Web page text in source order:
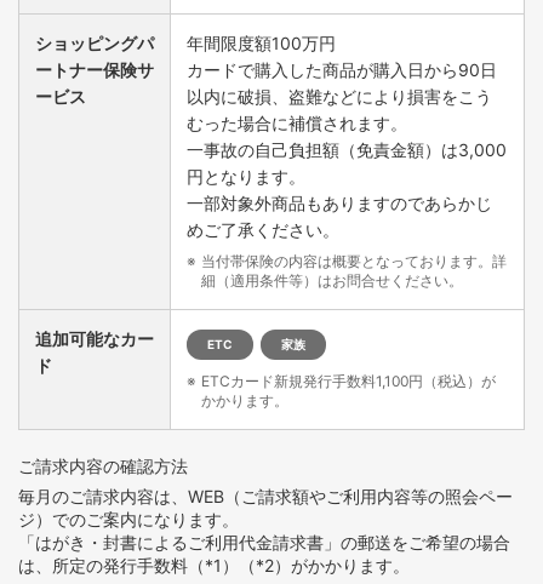
ショッピングパ
ートナー保険サ
ービス
年間限度額100万円
カードで購入した商品が購入日から90日
以内に破損、盗難などにより損害をこう
むった場合に補償されます。
一事故の自己負担額（免責金額）は3,000
円となります。
一部対象外商品もありますのであらかじ
めご了承ください。
当付帯保険の内容は概要となっております。詳
細（適用条件等）はお問合せください。
追加可能なカー
ド
ETC 家族
ETCカード新規発行手数料1,100円（税込）が
かかります。
ご請求内容の確認方法
毎月のご請求内容は、WEB（ご請求額やご利用内容等の照会ペー
ジ）でのご案内になります。
「はがき・封書によるご利用代金請求書」の郵送をご希望の場合
は、所定の発行手数料（*1）（*2）がかかります。